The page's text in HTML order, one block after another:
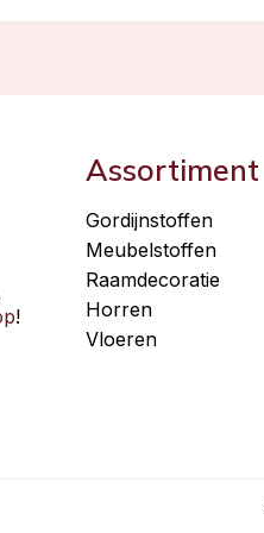
!
Assortiment
Gordijnstoffen
Meubelstoffen
Raamdecoratie
Horren
Vloeren